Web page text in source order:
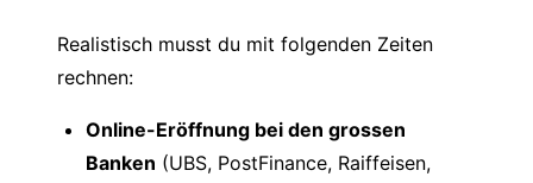
Realistisch musst du mit folgenden Zeiten
rechnen:
Online-Eröffnung bei den grossen
Banken (UBS, PostFinance, Raiffeisen,